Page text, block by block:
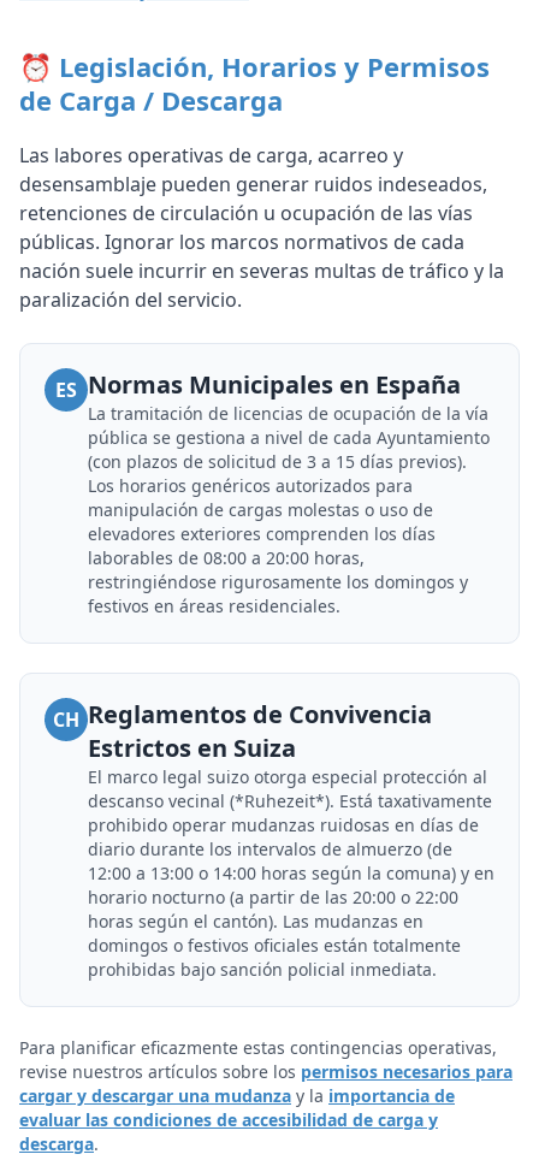
⏰ Legislación, Horarios y Permisos
de Carga / Descarga
Las labores operativas de carga, acarreo y
desensamblaje pueden generar ruidos indeseados,
retenciones de circulación u ocupación de las vías
públicas. Ignorar los marcos normativos de cada
nación suele incurrir en severas multas de tráfico y la
paralización del servicio.
ES Normas Municipales en España
La tramitación de licencias de ocupación de la vía
pública se gestiona a nivel de cada Ayuntamiento
(con plazos de solicitud de 3 a 15 días previos).
Los horarios genéricos autorizados para
manipulación de cargas molestas o uso de
elevadores exteriores comprenden los días
laborables de 08:00 a 20:00 horas,
restringiéndose rigurosamente los domingos y
festivos en áreas residenciales.
CH Reglamentos de Convivencia
Estrictos en Suiza
El marco legal suizo otorga especial protección al
descanso vecinal (*Ruhezeit*). Está taxativamente
prohibido operar mudanzas ruidosas en días de
diario durante los intervalos de almuerzo (de
12:00 a 13:00 o 14:00 horas según la comuna) y en
horario nocturno (a partir de las 20:00 o 22:00
horas según el cantón). Las mudanzas en
domingos o festivos oficiales están totalmente
prohibidas bajo sanción policial inmediata.
Para planificar eficazmente estas contingencias operativas,
revise nuestros artículos sobre los permisos necesarios para
cargar y descargar una mudanza y la importancia de
evaluar las condiciones de accesibilidad de carga y
descarga.